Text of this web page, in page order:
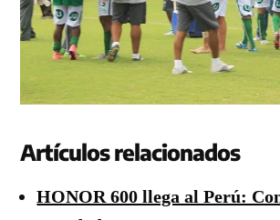
Artículos relacionados
HONOR 600 llega al Perú: